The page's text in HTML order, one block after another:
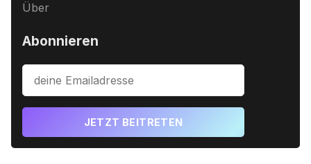
Über
Abonnieren
JETZT BEITRETEN